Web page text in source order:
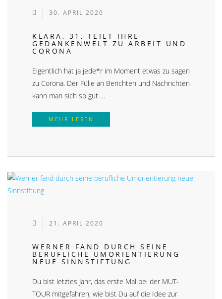
30. APRIL 2020
KLARA, 31, TEILT IHRE
GEDANKENWELT ZU ARBEIT UND
CORONA
Eigentlich hat ja jede*r im Moment etwas zu sagen
zu Corona. Der Fülle an Berichten und Nachrichten
kann man sich so gut …
MEHR LESEN
21. APRIL 2020
WERNER FAND DURCH SEINE
BERUFLICHE UMORIENTIERUNG
NEUE SINNSTIFTUNG
Du bist letztes Jahr, das erste Mal bei der MUT-
TOUR mitgefahren, wie bist Du auf die Idee zur